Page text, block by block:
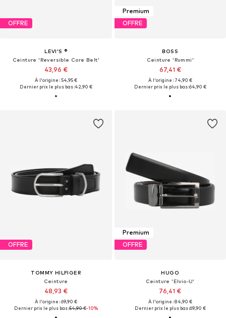
OFFRE
LEVI'S ®
Ceinture 'Reversible Core Belt'
43,96 €
À l'origine : 54,95 €
Dernier prix le plus bas :42,90 €
Premium
OFFRE
BOSS
Ceinture 'Rummi'
67,41 €
À l'origine : 74,90 €
Dernier prix le plus bas :64,90 €
OFFRE
TOMMY HILFIGER
Ceinture
48,93 €
À l'origine : 69,90 €
Dernier prix le plus bas :54,90 €-10%
Premium
OFFRE
HUGO
Ceinture 'Elvio-U'
76,41 €
À l'origine : 84,90 €
Dernier prix le plus bas :69,90 €